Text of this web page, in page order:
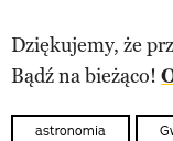
Dziękujemy, że
Bądź na bieżąco!
astronomia